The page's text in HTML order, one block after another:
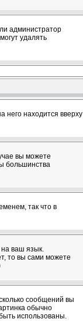
администратор
удалять
него находится вверху
вы можете
большинства
так что в
на ваш язык.
то вы сами можете
сообщений вы
обычно
использованы.